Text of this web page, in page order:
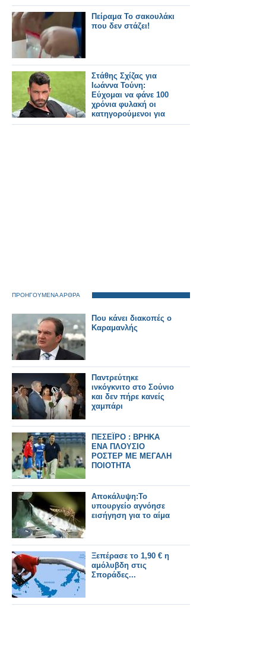
Πείραμα Το σακουλάκι
που δεν στάζει!
Στάθης Σχίζας για
Ιωάννα Τούνη:
Εύχομαι να φάνε 100
χρόνια φυλακή οι
κατηγορούμενοι για
το revenge porn
ΠΡΟΗΓΟΥΜΕΝΑ ΑΡΘΡΑ
Που κάνει διακοπές ο
Καραμανλής
Παντρεύτηκε
ινκόγκνιτο στο Σούνιο
και δεν πήρε κανείς
χαμπάρι
ΠΕΣΕΪΡΟ : ΒΡΗΚΑ
ΕΝΑ ΠΛΟΥΣΙΟ
ΡΟΣΤΕΡ ΜΕ ΜΕΓΑΛΗ
ΠΟΙΟΤΗΤΑ
Aποκάλυψη:Το
υπουργείο αγνόησε
εισήγηση για το αίμα
Ξεπέρασε το 1,90 € η
αμόλυβδη στις
Σποράδες...